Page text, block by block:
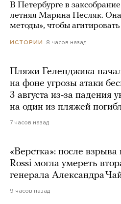
В Петербурге в
летняя Марина Песляк.
методы», чтобы
ИСТОРИИ 8 часов назад
Пляжи Геленджика
на фоне угрозы атаки
3 августа из-за падения
на один из пляжей
7 часов назад
«Верстка»: после
Rossi могла умереть
генерала Александра
9 часов назад